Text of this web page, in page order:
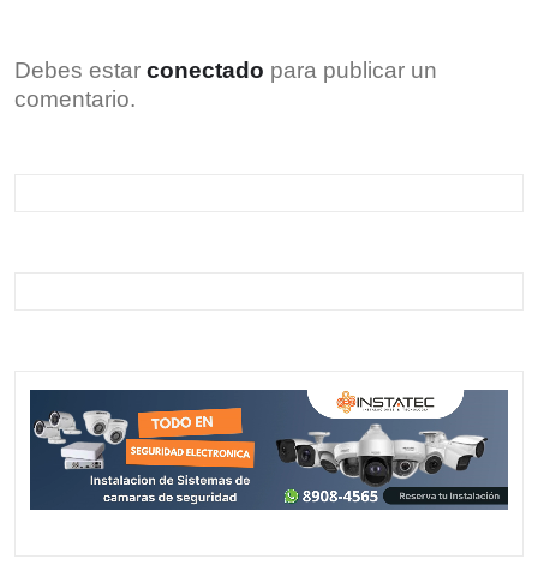
Debes estar conectado para publicar un
comentario.